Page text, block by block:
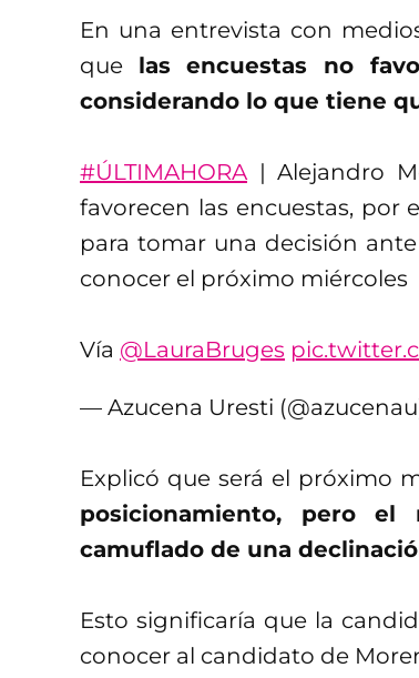
En una entrevista con
que las encuestas no
considerando lo que tiene
#ÚLTIMAHORA| Alejandro
favorecen las encuestas, por
para tomar una decisión
conocer el próximo miércoles
Vía @LauraBruges
— Azucena Uresti
Explicó que será el próximo
posicionamiento, pero el
camuflado de una
Esto significaría que la
conocer al candidato de